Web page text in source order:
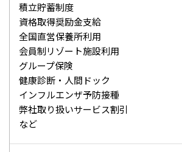
積立貯蓄制度
資格取得奨励金支給
全国直営保養所利用
会員制リゾート施設利用
グループ保険
健康診断・人間ドック
インフルエンザ予防接種
弊社取り扱いサービス割引
など